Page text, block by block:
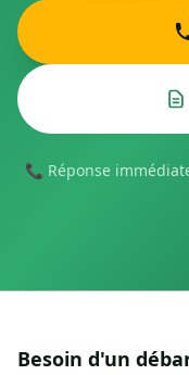
📞 Réponse
Besoin d'un